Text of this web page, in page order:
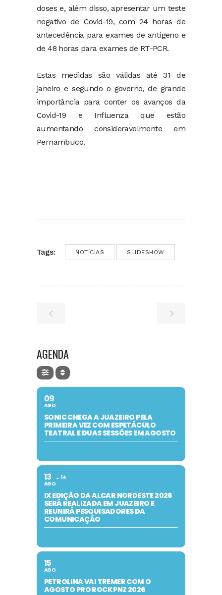
doses e, além disso, apresentar um teste
negativo de Covid-19, com 24 horas de
antecedência para exames de antígeno e
de 48 horas para exames de RT-PCR.
Estas medidas são válidas até 31 de
janeiro e segundo o governo, de grande
importância para conter os avanços da
Covid-19 e Influenza que estão
aumentando consideravelmente em
Pernambuco.
Tags: NOTÍCIAS SLIDESHOW
AGENDA
09
AGO
SONIC CHEGA A JUAZEIRO PELA
PRIMEIRA VEZ COM ESPETÁCULO
TEATRAL E DUAS SESSÕES EM AGOSTO
13
AGO
14
IX EDIÇÃO DA ALCAR NORDESTE 2026
SERÁ REALIZADA EM JUAZEIRO E
REUNIRÁ PESQUISADORES DA
COMUNICAÇÃO
15
AGO
PETROLINA VAI TREMER COM O
AGOSTO PRO ROCK PNZ 2026